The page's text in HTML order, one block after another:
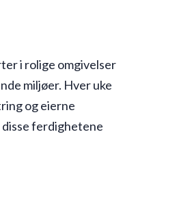
i rolige omgivelser
miljøer. Hver uke
og eierne
ferdighetene